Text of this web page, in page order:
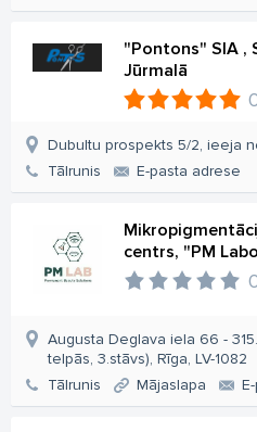
"Pontons" SIA ,
Jūrmalā
Dubultu prospekts 5/2, ieeja
Tālrunis
E-pasta adrese
centrs, "PM
Augusta Deglava iela 66 -
telpās, 3.stāvs), Rīga, LV-1082
Tālrunis
Mājaslapa